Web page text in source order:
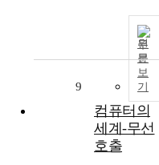
원
문
보
기
9
컴퓨터의
세계-무선
호출